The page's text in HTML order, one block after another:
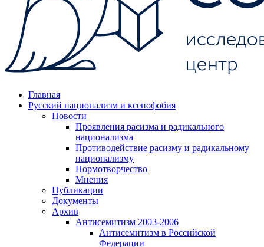
Главная
Русский национализм и ксенофобия
Новости
Проявления расизма и радикального
национализма
Противодействие расизму и радикальному
национализму
Нормотворчество
Мнения
Публикации
Документы
Архив
Антисемитизм 2003-2006
Антисемитизм в Российской
Федерации